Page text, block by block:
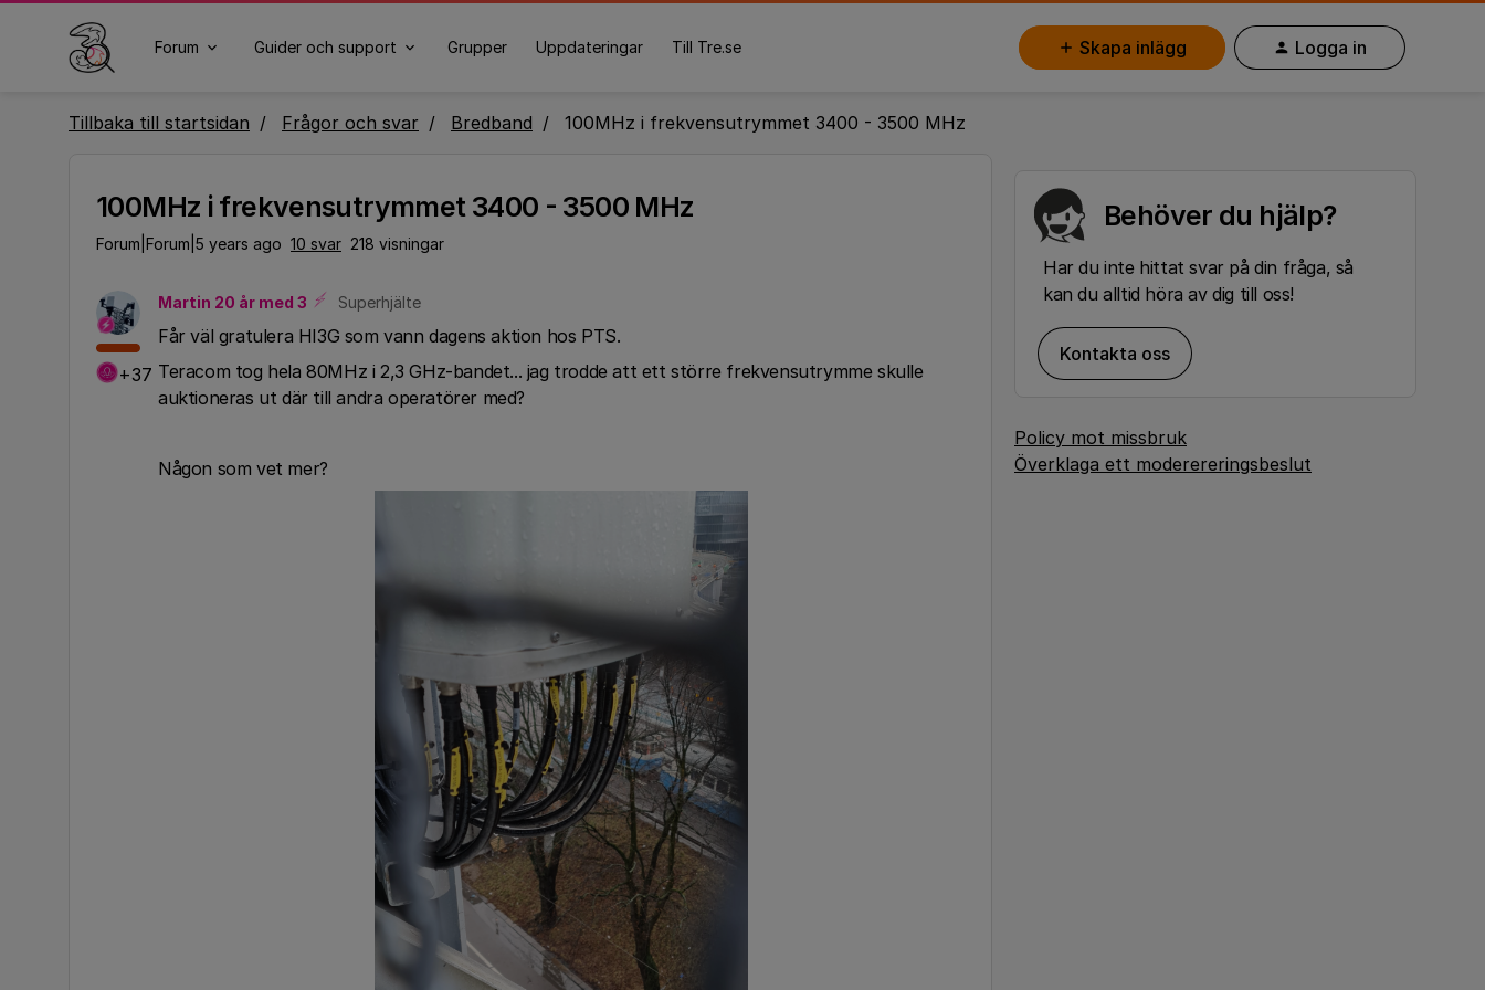
Forum Guider och support Grupper Uppdateringar Till Tre.se Skapa inlägg Logga in
Tillbaka till startsidan Frågor och svar Bredband 100MHz i frekvensutrymmet 3400 - 3500 MHz
100MHz i frekvensutrymmet 3400 - 3500 MHz
Forum|Forum|5 years ago 10 svar 218 visningar
+37
Martin 20 år med 3 Superhjälte
Får väl gratulera HI3G som vann dagens aktion hos PTS.
Teracom tog hela 80MHz i 2,3 GHz-bandet... jag trodde att ett större frekvensutrymme skulle
auktioneras ut där till andra operatörer med?
Någon som vet mer?
Behöver du hjälp?
Har du inte hittat svar på din fråga, så
kan du alltid höra av dig till oss!
Kontakta oss
Policy mot missbruk
Överklaga ett moderereringsbeslut